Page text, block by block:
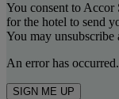
You consent to Accor
for the hotel to send
You may unsubscribe
An error has
SIGN ME UP